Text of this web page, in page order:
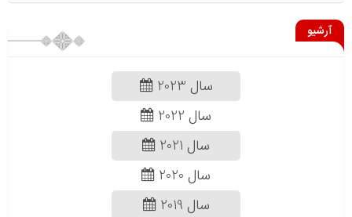
آرشیو
سال 2023
سال 2022
سال 2021
سال 2020
سال 2019